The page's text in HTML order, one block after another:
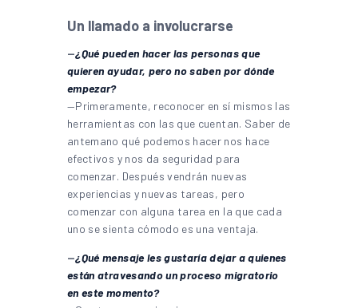
Un llamado a involucrarse
—¿Qué pueden hacer las personas que
quieren ayudar, pero no saben por dónde
empezar?
—Primeramente, reconocer en sí mismos las
herramientas con las que cuentan. Saber de
antemano qué podemos hacer nos hace
efectivos y nos da seguridad para
comenzar. Después vendrán nuevas
experiencias y nuevas tareas, pero
comenzar con alguna tarea en la que cada
uno se sienta cómodo es una ventaja.
—¿Qué mensaje les gustaría dejar a quienes
están atravesando un proceso migratorio
en este momento?